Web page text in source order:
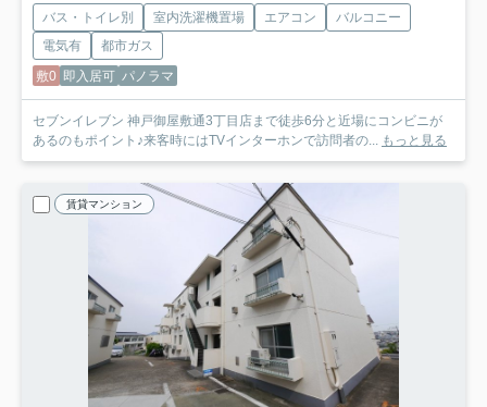
バス・トイレ別 室内洗濯機置場 エアコン
バルコニー
電気有
都市ガス
敷0 即入居可 パノラマ
セブンイレブン 神戸御屋敷通3丁目店まで徒歩6分と近場にコンビニが
あるのもポイント♪来客時にはTVインターホンで訪問者の...
もっと見る
賃貸マンション